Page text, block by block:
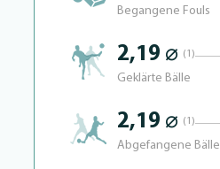
Begangene Fouls
2,19 ⌀ (1)
Geklärte Bälle
2,19 ⌀ (1)
Abgefangene Bälle